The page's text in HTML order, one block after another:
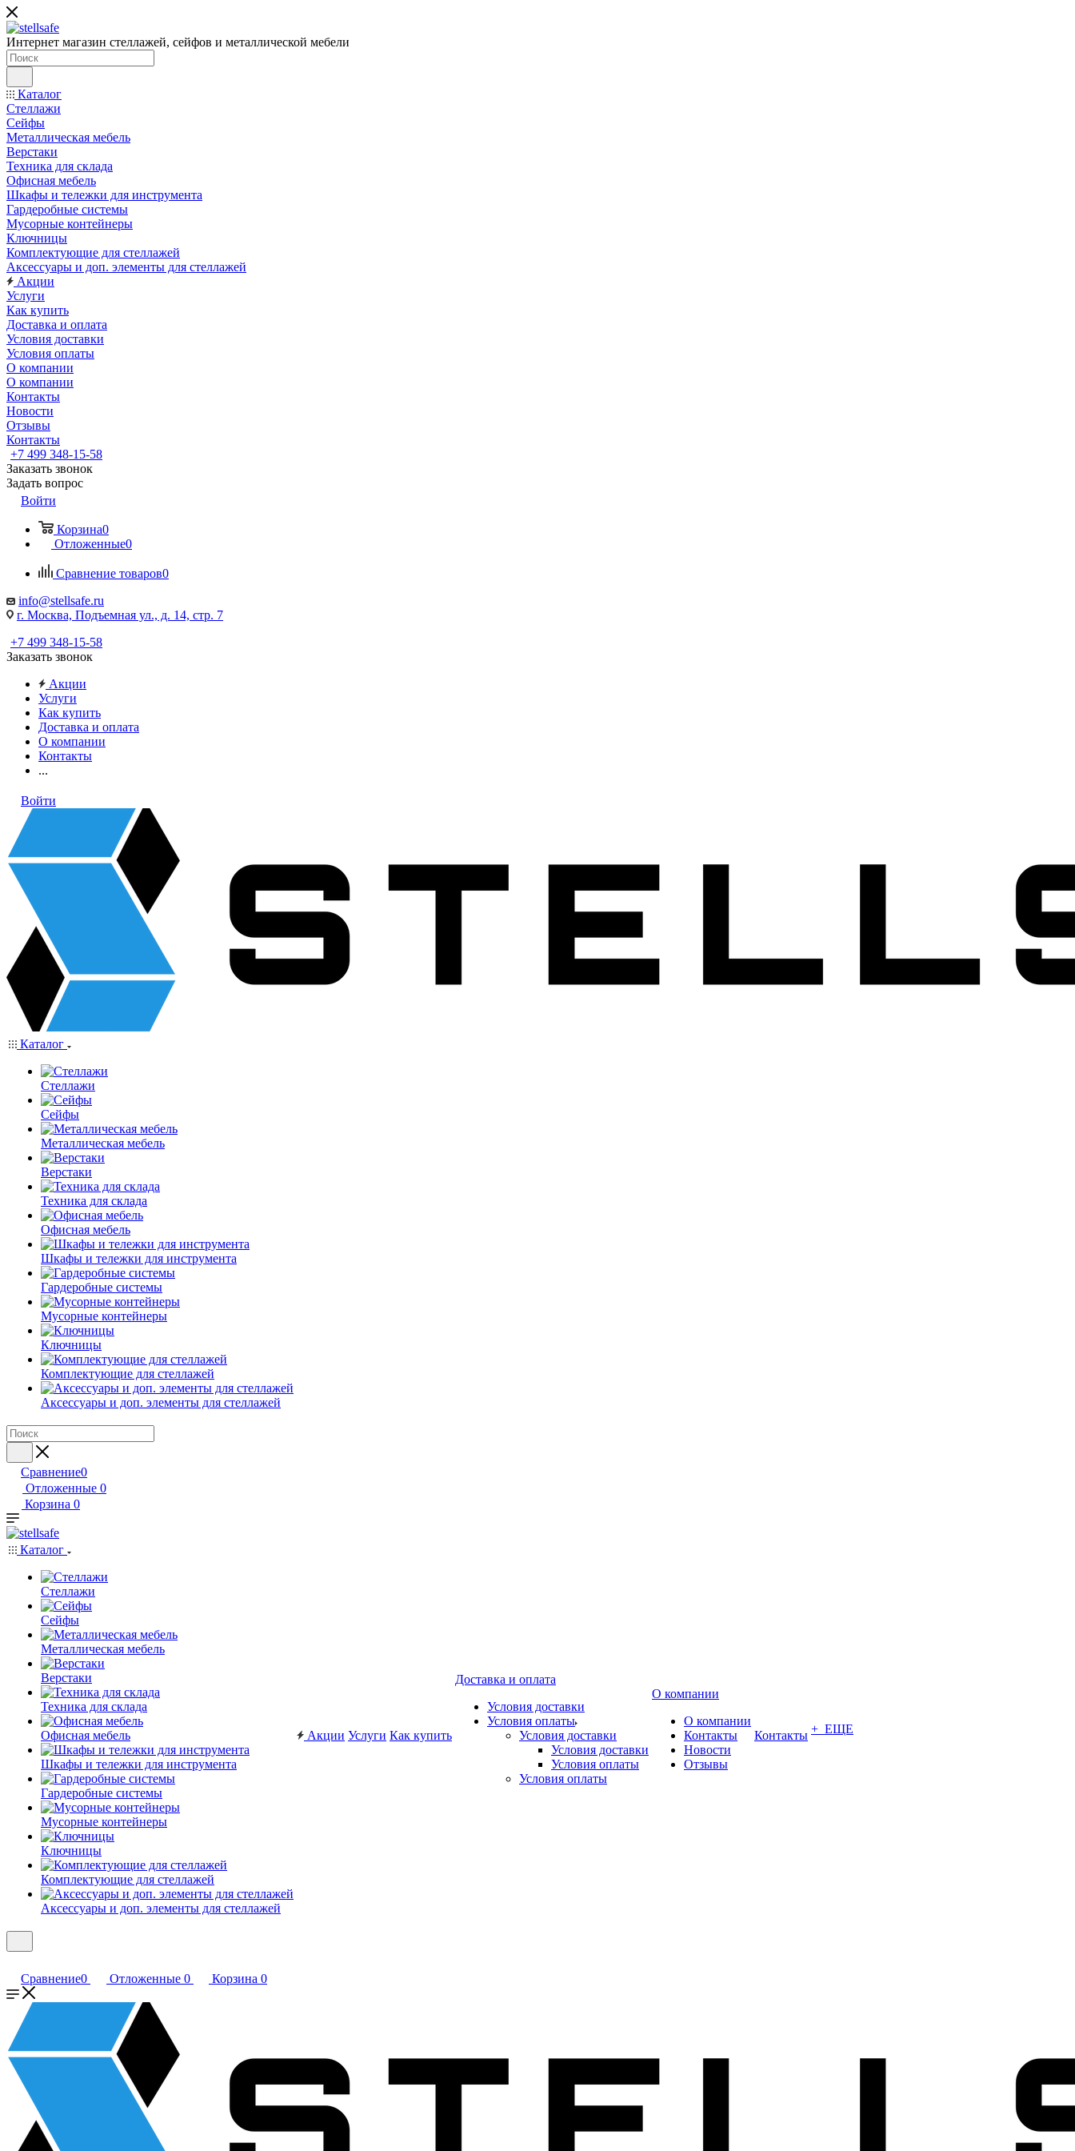
Интернет магазин стеллажей, сейфов и металлической мебели
Каталог
Стеллажи
Сейфы
Металлическая мебель
Верстаки
Техника для склада
Офисная мебель
Шкафы и тележки для инструмента
Гардеробные системы
Мусорные контейнеры
Ключницы
Комплектующие для стеллажей
Аксессуары и доп. элементы для стеллажей
Акции
Услуги
Как купить
Доставка и оплата
Условия доставки
Условия оплаты
О компании
О компании
Контакты
Новости
Отзывы
Контакты
+7 499 348-15-58
Заказать звонок
Задать вопрос
Войти
Корзина0
Отложенные0
Сравнение товаров0
info@stellsafe.ru
г. Москва, Подъемная ул., д. 14, стр. 7
+7 499 348-15-58
Заказать звонок
Акции
Услуги
Как купить
Доставка и оплата
О компании
Контакты
...
Войти
Каталог
Стеллажи
Сейфы
Металлическая мебель
Верстаки
Техника для склада
Офисная мебель
Шкафы и тележки для инструмента
Гардеробные системы
Мусорные контейнеры
Ключницы
Комплектующие для стеллажей
Аксессуары и доп. элементы для стеллажей
Сравнение0
Отложенные 0
Корзина 0
Каталог
Стеллажи
Сейфы
Металлическая мебель
Верстаки
Техника для склада
Офисная мебель
Шкафы и тележки для инструмента
Гардеробные системы
Мусорные контейнеры
Ключницы
Комплектующие для стеллажей
Аксессуары и доп. элементы для стеллажей
Акции Услуги Как купить
Доставка и оплата
Условия доставки
Условия оплаты
Условия доставки
Условия доставки
Условия оплаты
Условия оплаты
О компании
О компании
Контакты
Новости
Отзывы
Контакты + ЕЩЕ
Сравнение0 Отложенные 0 Корзина 0